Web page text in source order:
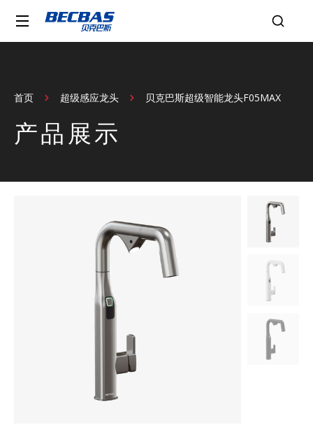
您在这里：
首页 超级感应龙头 贝克巴斯超级智能龙头F05MAX
产品展示